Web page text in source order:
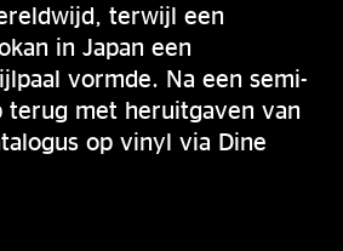
terwijl een
in Japan een
vormde. Na een semi-
terug met heruitgaven van
op vinyl via Dine